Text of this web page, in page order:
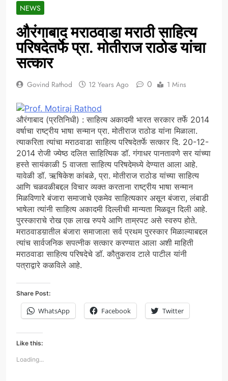
NEWS
औरंगाबाद मराठवाडा मराठी साहित्य
परिषदेतर्फे प्रा. मोतीराज राठोड यांचा
सत्कार
Govind Rathod 12 Years Ago 0 1 Mins
औरंगाबाद (प्रतिनिधी) : साहित्य अकादमी भारत सरकार तर्फे 2014
वर्षाचा राष्ट्रीय भाषा सन्मान प्रा. मोतीराज राठोड यांना मिळाला.
त्याकरिता त्यांचा मराठवाडा साहित्य परिषदेतर्फे सत्कार दि. 20-12-
2014 रोजी ज्येष्ठ दलित साहित्यिक डॉ. गंगाधर पानतावणे सर यांच्या
हस्ते सायंकाळी 5 वाजता साहित्य परिषदेमध्ये देण्यात आला आहे.
यावेळी डॉ. ऋषिकेश कांबळे, प्रा. मोतीराज राठोड यांच्या साहित्य
आणि चळवळीबद्दल विचार व्यक्त करताना राष्ट्रीय भाषा सन्मान
मिळविणारे बंजारा समाजाचे एकमेव साहित्यकार असून बंजारा, लंबाडी
भाषेला त्यांनी साहित्य अकादमी दिल्लीची मान्यता मिळवून दिली आहे.
पुरस्काराचे रोख एक लाख रुपये आणि ताम्रपट असे स्वरुप होते.
मराठवाडय़ातील बंजारा समाजाला सर्व प्रथम पुरस्कार मिळाल्याबद्दल
त्यांच सार्वजनिक सपत्नीक सत्कार करण्यात आला अशी माहिती
मराठवाडा साहित्य परिषदेचे डॉ. कौतुकराव टाले पाटील यांनी
पत्राद्वारे कळविले आहे.
Share Post:
WhatsApp Facebook Twitter
Like this:
Loading...